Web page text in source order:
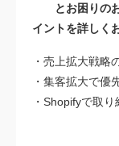
とお困りのお
イントを詳しく
・売上拡大戦略
・集客拡大で優
・Shopifyで取